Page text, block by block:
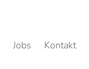
Jobs Kontakt